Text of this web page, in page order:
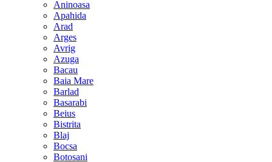
Aninoasa
Apahida
Arad
Arges
Avrig
Azuga
Bacau
Baia Mare
Barlad
Basarabi
Beius
Bistrita
Blaj
Bocsa
Botosani